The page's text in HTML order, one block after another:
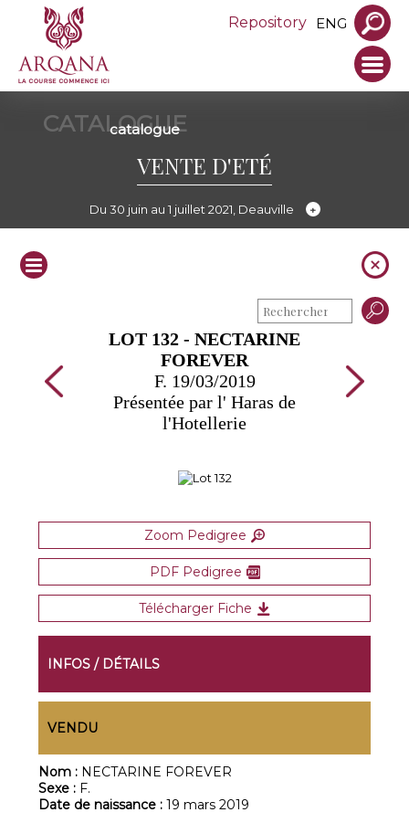
Repository ENG
CATALOGUE
catalogue
VENTE D'ETÉ
Du 30 juin au 1 juillet 2021, Deauville
LOT 132 - NECTARINE
FOREVER
F. 19/03/2019
Présentée par l' Haras de
l'Hotellerie
Zoom Pedigree
PDF Pedigree
Télécharger Fiche
INFOS / DÉTAILS
VENDU
Nom : NECTARINE FOREVER
Sexe : F.
Date de naissance :19 mars 2019